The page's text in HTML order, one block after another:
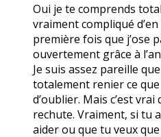
Oui je te comprends
vraiment compliqué
première fois que j’ose
ouvertement grâce à
Je suis assez pareille
totalement renier ce que
d’oublier. Mais c’est
rechute. Vraiment, si tu
aider ou que tu veux